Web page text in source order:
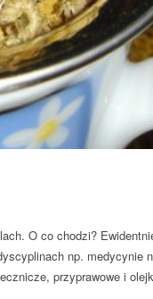
O co chodzi?
np. medycynie
przyprawowe i